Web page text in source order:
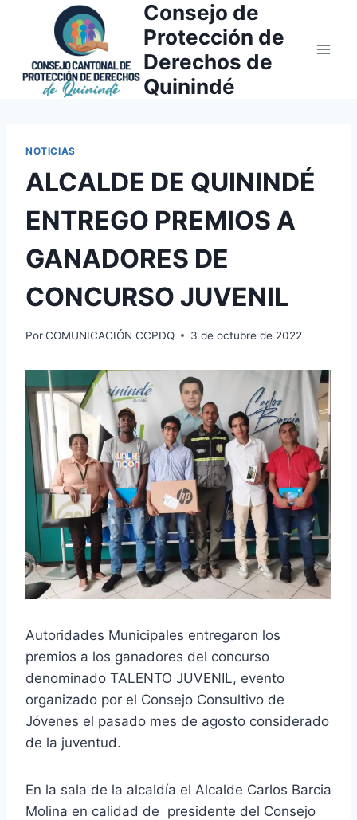
contenido
Consejo de
Protección de
Derechos de
Quinindé
NOTICIAS
ALCALDE DE QUININDÉ
ENTREGO PREMIOS A
GANADORES DE
CONCURSO JUVENIL
PorCOMUNICACIÓN CCPDQ 3 de octubre de 2022
Autoridades Municipales entregaron los
premios a los ganadores del concurso
denominado TALENTO JUVENIL, evento
organizado por el Consejo Consultivo de
Jóvenes el pasado mes de agosto considerado
de la juventud.
En la sala de la alcaldía el Alcalde Carlos Barcia
Molina en calidad de presidente del Consejo